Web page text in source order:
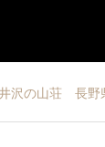
沢の山荘 長野